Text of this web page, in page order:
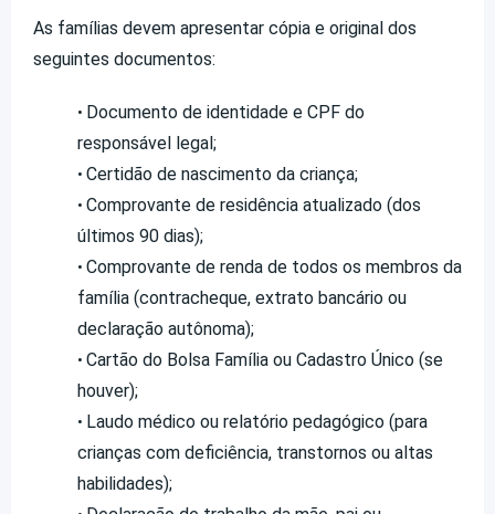
As famílias devem apresentar cópia e original dos
seguintes documentos:
• Documento de identidade e CPF do
responsável legal;
• Certidão de nascimento da criança;
• Comprovante de residência atualizado (dos
últimos 90 dias);
• Comprovante de renda de todos os membros da
família (contracheque, extrato bancário ou
declaração autônoma);
• Cartão do Bolsa Família ou Cadastro Único (se
houver);
• Laudo médico ou relatório pedagógico (para
crianças com deficiência, transtornos ou altas
habilidades);